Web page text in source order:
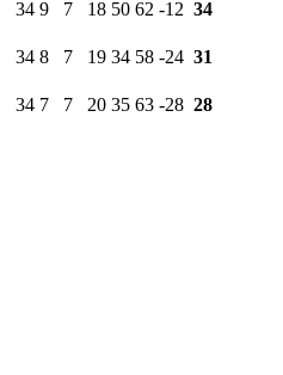
34 9 7 18 50 62 -12 34
34 8 7 19 34 58 -24 31
34 7 7 20 35 63 -28 28